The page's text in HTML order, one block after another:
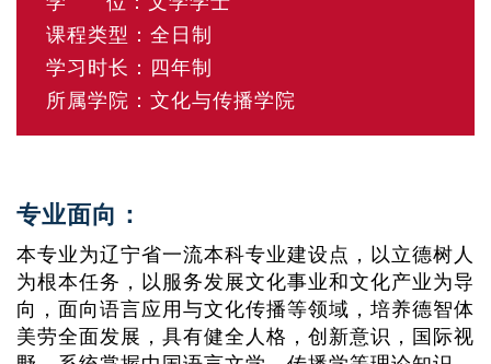
课程类型：全日制
学习时长：四年制
所属学院：文化与传播学院
专业面向：
本专业为辽宁省一流本科专业建设点，以立德树人
为根本任务，以服务发展文化事业和文化产业为导
向，面向语言应用与文化传播等领域，培养德智体
美劳全面发展，具有健全人格，创新意识，国际视